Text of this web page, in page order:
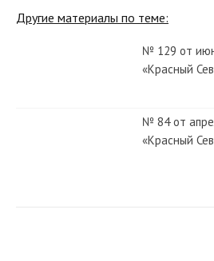
Другие материалы по теме:
№ 129 от
«Красный
№ 84 от
«Красный